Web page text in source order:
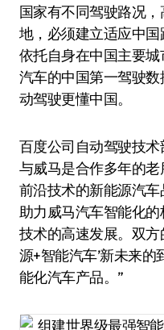
国家有不同驾驶路况
地，必须建立适应中
依托自身在中国主要
汽车的中国第一驾驶
动驾驶更懂中国。
百度公司自动驾驶技
与威马是合作多年的
前沿技术的新能源汽
助力威马汽车智能化
技术的高速发展。双方
源+智能汽车’新未来的
能化汽车产品。”